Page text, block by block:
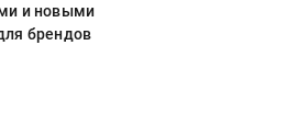
и новыми
брендов